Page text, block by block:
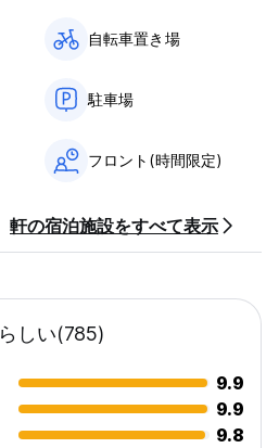
自転車置き場
駐車場
フロント(時間限定)
軒の宿泊施設をすべて表示
しい(785)
9.9
9.9
9.8